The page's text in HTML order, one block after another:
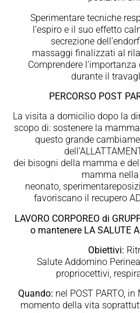
Sperimentare tecniche
l’espiro e il suo effetto
secrezione
massaggi finalizzati al
Comprendere
durante il
PERCORSO POST
La visita a domicilio dopo la
scopo di: sostenere la
questo grande
dei bisogni della mamma e
mamma nella
neonato,
favoriscano il recupero
LAVORO CORPOREO di
o mantenere LA SALUTE
Obiettivi:
Salute Addomino
propriocettivi,
Quando: nel POST PARTO,
momento della vita